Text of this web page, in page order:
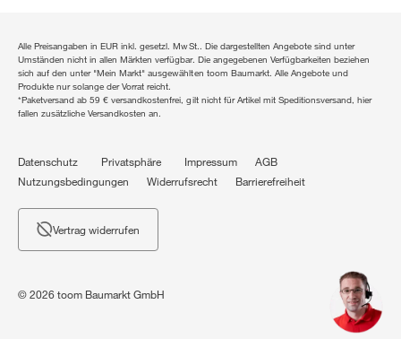
Alle Preisangaben in EUR inkl. gesetzl. MwSt.. Die dargestellten Angebote sind unter
Umständen nicht in allen Märkten verfügbar. Die angegebenen Verfügbarkeiten beziehen
sich auf den unter "Mein Markt" ausgewählten toom Baumarkt. Alle Angebote und
Produkte nur solange der Vorrat reicht.
*Paketversand ab 59 € versandkostenfrei, gilt nicht für Artikel mit Speditionsversand, hier
fallen zusätzliche Versandkosten an.
Datenschutz Privatsphäre Impressum
AGB
Nutzungsbedingungen
Widerrufsrecht Barrierefreiheit
Vertrag widerrufen
© 2026 toom Baumarkt GmbH